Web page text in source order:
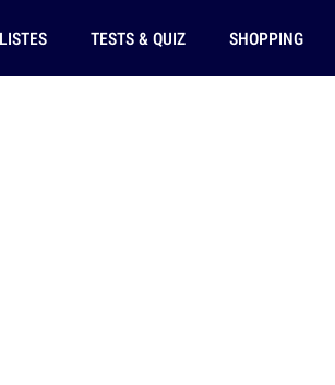
LISTES TESTS & QUIZ SHOPPING